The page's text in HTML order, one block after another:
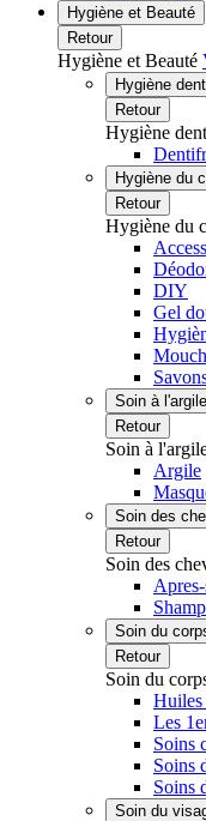
Hygiène et Beauté
Retour
Hygiène et Beauté
Hygiène
Retour
Hygiène
Hygiène du
Retour
Hygiène du
DIY
Gel
Soin à l'argile
Retour
Soin à
Argile
Soin des
Retour
Soin des
Soin du
Retour
Soin du
Huiles
Les
Soins
Soins
Soins
Soin du